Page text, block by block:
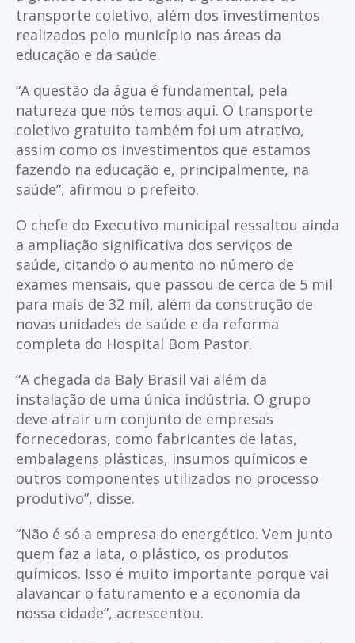
transporte coletivo, além dos investimentos
realizados pelo município nas áreas da
educação e da saúde.
“A questão da água é fundamental, pela
natureza que nós temos aqui. O transporte
coletivo gratuito também foi um atrativo,
assim como os investimentos que estamos
fazendo na educação e, principalmente, na
saúde”, afirmou o prefeito.
O chefe do Executivo municipal ressaltou ainda
a ampliação significativa dos serviços de
saúde, citando o aumento no número de
exames mensais, que passou de cerca de 5 mil
para mais de 32 mil, além da construção de
novas unidades de saúde e da reforma
completa do Hospital Bom Pastor.
“A chegada da Baly Brasil vai além da
instalação de uma única indústria. O grupo
deve atrair um conjunto de empresas
fornecedoras, como fabricantes de latas,
embalagens plásticas, insumos químicos e
outros componentes utilizados no processo
produtivo”, disse.
“Não é só a empresa do energético. Vem junto
quem faz a lata, o plástico, os produtos
químicos. Isso é muito importante porque vai
alavancar o faturamento e a economia da
nossa cidade”, acrescentou.